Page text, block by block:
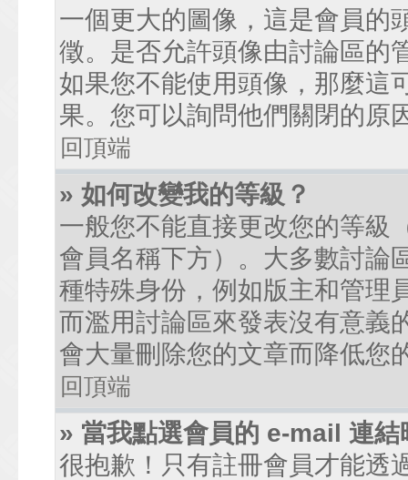
一個更大的圖像，這是會員的
徵。是否允許頭像由討論區的
如果您不能使用頭像，那麼這
果。您可以詢問他們關閉的原
回頂端
» 如何改變我的等級？
一般您不能直接更改您的等級
會員名稱下方）。大多數討論
種特殊身份，例如版主和管理
而濫用討論區來發表沒有意義
會大量刪除您的文章而降低您
回頂端
» 當我點選會員的 e-mail 連
很抱歉！只有註冊會員才能透